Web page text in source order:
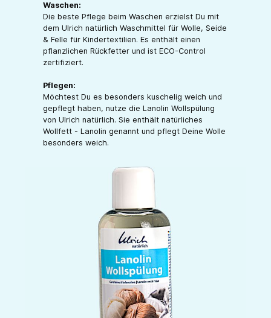
Waschen:
Die beste Pflege beim Waschen erzielst Du mit
dem Ulrich natürlich Waschmittel für Wolle, Seide
& Felle für Kindertextilien. Es enthält einen
pflanzlichen Rückfetter und ist ECO-Control
zertifiziert.
Pflegen:
Möchtest Du es besonders kuschelig weich und
gepflegt haben, nutze die Lanolin Wollspülung
von Ulrich natürlich. Sie enthält natürliches
Wollfett - Lanolin genannt und pflegt Deine Wolle
besonders weich.